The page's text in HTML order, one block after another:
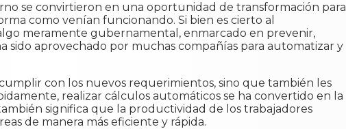
se convirtieron en una oportunidad de transformación para
como venían funcionando. Si bien es cierto al
meramente gubernamental, enmarcado en prevenir,
sido aprovechado por muchas compañías para automatizar y
con los nuevos requerimientos, sino que también les
realizar cálculos automáticos se ha convertido en la
significa que la productividad de los trabajadores
de manera más eficiente y rápida.